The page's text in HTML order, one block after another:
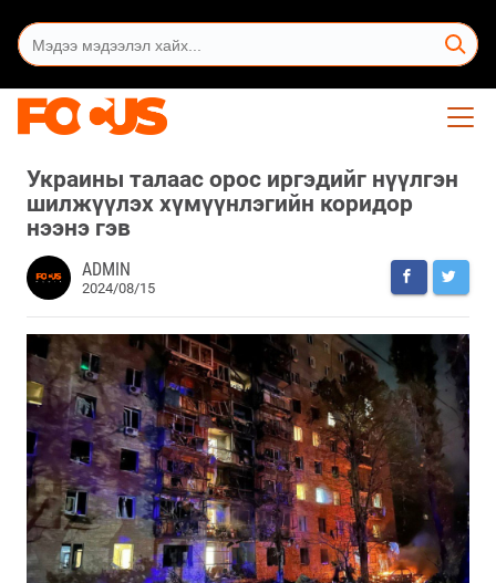
Украины талаас орос иргэдийг нүүлгэн
шилжүүлэх хүмүүнлэгийн коридор
нээнэ гэв
ADMIN
2024/08/15